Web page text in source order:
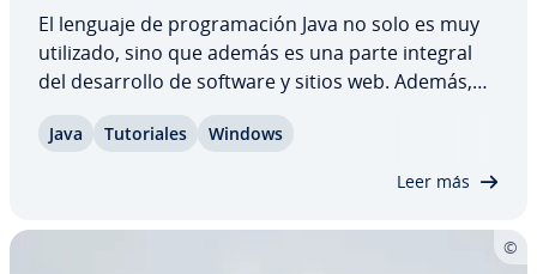
El lenguaje de pro­gra­ma­ción Java no solo es muy
utilizado, sino que además es una parte integral
del de­sa­rro­llo de software y sitios web. Además,
Windows 11. Sin embargo, si quieres instalar Java
Java Tu­to­ria­les Windows
Leer más